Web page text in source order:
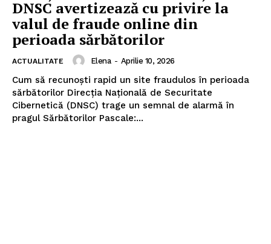
DNSC avertizează cu privire la
valul de fraude online din
perioada sărbătorilor
ACTUALITATE Elena - Aprilie 10, 2026
Cum să recunoști rapid un site fraudulos în perioada
sărbătorilor Direcția Națională de Securitate
Cibernetică (DNSC) trage un semnal de alarmă în
pragul Sărbătorilor Pascale:...